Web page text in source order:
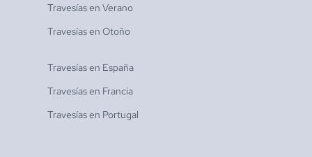
Travesías en Verano
Travesías en Otoño
Travesías en España
Travesías en Francia
Travesías en Portugal